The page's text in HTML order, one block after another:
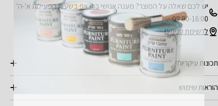
יש לכם שאלה על המוצר? מענה אנושיבווצאפבשעות הפעילות א'-ה'
09:00-16:00
לרשימת סניפים
תכונות עיקריות
הוראות שימוש